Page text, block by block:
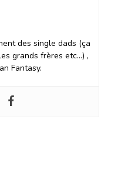
des single dads (ça
grands frères etc…) ,
Fantasy.